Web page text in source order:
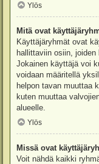
Ylös
Mitä ovat
Käyttäjäryhmät ovat
hallittaviin osiin,
Jokainen käyttäjä voi
voidaan määritellä
helpon tavan muuttaa
kuten muuttaa
alueelle.
Ylös
Missä ovat
Voit nähdä kaikki